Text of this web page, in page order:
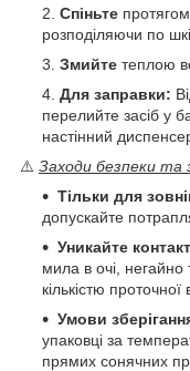
Спіньте
розподіляючи по
Змийте теплою
Для заправки:
перелийте засіб у
настінний
⚠️ Заходи безпеки та
Тільки для
допускайте
Уникайте
мила в очі,
кількістю проточної
Умови
упаковці за
прямих сонячних